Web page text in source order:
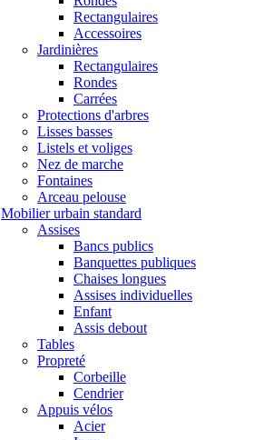
Rectangulaires
Accessoires
Jardinières
Rectangulaires
Rondes
Carrées
Protections d'arbres
Lisses basses
Listels et voliges
Nez de marche
Fontaines
Arceau pelouse
Mobilier urbain standard
Assises
Bancs publics
Banquettes publiques
Chaises longues
Assises individuelles
Enfant
Assis debout
Tables
Propreté
Corbeille
Cendrier
Appuis vélos
Acier